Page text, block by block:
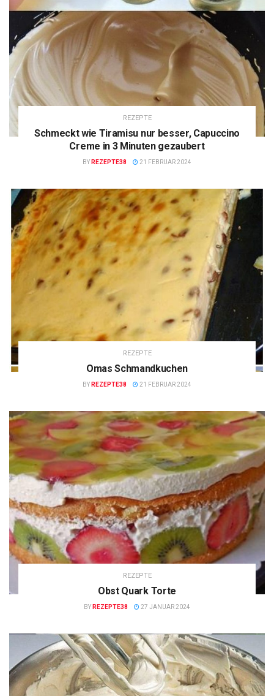
REZEPTE
Schmeckt wie Tiramisu nur besser, Capuccino
Creme in 3 Minuten gezaubert
BY REZEPTE38 21 FEBRUAR 2024
REZEPTE
Omas Schmandkuchen
BY REZEPTE38 21 FEBRUAR 2024
REZEPTE
Obst Quark Torte
BY REZEPTE38 27 JANUAR 2024